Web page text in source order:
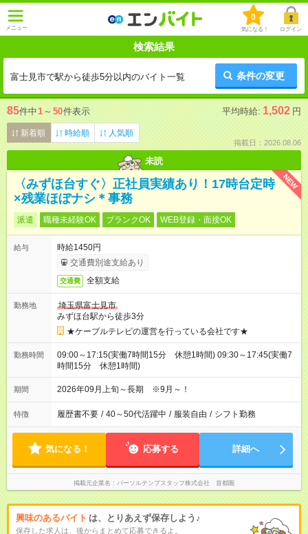
メニュー
0
気になる！ ログイン
検索結果
富士見市で駅から徒歩5分以内のバイト一覧 条件の変更
85件中1 ～ 50件表示 平均時給: 1,502 円
新着順 時給順 人気順
掲載日：2026.08.06
未読
NEW
〈みずほ台すぐ〉正社員実績あり！17時台定時
×残業ほぼナシ＊事務
派遣 職種未経験OK ブランクOK WEB登録・面接OK
給与
時給1450円
交通費別途支給あり
交通費 全額支給
勤務地
埼玉県富士見市
みずほ台駅から徒歩3分
★ケーブルテレビの運営を行っている会社です★
勤務時間
09:00～17:15(実働7時間15分 休憩1時間) 09:30～17:45(実働7
時間15分 休憩1時間)
期間 2026年09月上旬～長期 ※9月～！
特徴 履歴書不要 / 40～50代活躍中 / 服装自由 / シフト勤務
気になる！ 応募する 詳細へ
掲載元企業名 パーソルテンプスタッフ株式会社 首都圏
興味のあるバイト は、とりあえず保存しよう♪
保存した求人は、後からまとめて応募できるよ。